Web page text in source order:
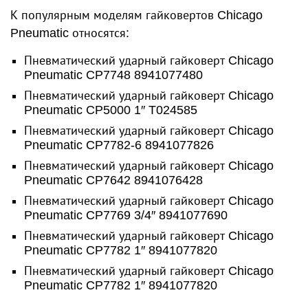
К популярным моделям гайковертов Chicago
Pneumatic относятся:
Пневматический ударный гайковерт Chicago
Pneumatic CP7748 8941077480
Пневматический ударный гайковерт Chicago
Pneumatic CP5000 1″ T024585
Пневматический ударный гайковерт Chicago
Pneumatic CP7782-6 8941077826
Пневматический ударный гайковерт Chicago
Pneumatic CP7642 8941076428
Пневматический ударный гайковерт Chicago
Pneumatic CP7769 3/4″ 8941077690
Пневматический ударный гайковерт Chicago
Pneumatic CP7782 1″ 8941077820
Пневматический ударный гайковерт Chicago
Pneumatic CP7782 1″ 8941077820